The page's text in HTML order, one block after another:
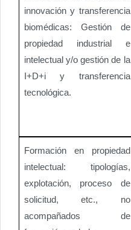
innovación y transferencia
biomédicas: Gestión de
propiedad industrial e
intelectual y/o gestión de la
I+D+i y transferencia
tecnológica.
Formación en propiedad
intelectual: tipologías,
explotación, proceso de
solicitud, etc., no
acompañados de